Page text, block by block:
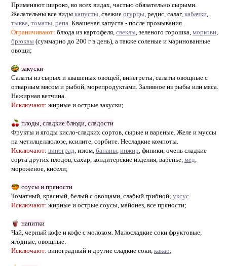
Применяют широко, во всех видах, частью обязательно сырыми.
Желательны все виды капусты, свежие огурцы, редис, салаг, кабачки,
тыква томаты, репа . Квашеная капуста - после промывания.
Ограничивают: блюда из картофеля, свеклы, зеленого горошка, моркови,
брюквы(суммарно до 200 г в день), а также соленые и маринованные
овощи;
закуски
Салаты из сырых и квашеных овощей, винегреты, салаты овощные с
отварным мясом и рыбой, морепродуктами. Заливное из рыбы или мяса.
Нежирная ветчина.
Исключают: жирные и острые закуски;
плоды, сладкие блюди, сладости
Фрукты и ягоды кисло-сладких сортов, сырые и вареные. Желе и муссы
на метилцеллюлозе, ксилите, сорбите. Несладкие компоты.
Исключают: виноград , изюм, бананы, инжир , финики, очень сладкие
сорта других плодов, сахар, кондитерские изделия, варенье, мед
мороженое, кисели;
соусы и пряности
Томатный, красный, белый с овощами, слабый грибной; уксус.
Исключают: жирные и острые соусы, майонез, все пряности;
напитки
Чай, черный кофе и кофе с молоком. Малосладкие соки фруктовые,
ягодные, овощные.
Исключают: виноградный и другие сладкие соки, какао;